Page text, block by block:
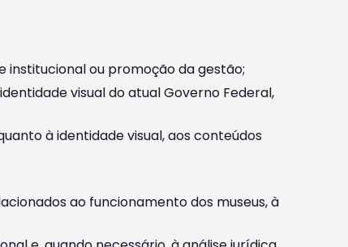
ou promoção da gestão;
visual do atual Governo Federal,
à identidade visual, aos conteúdos
ao funcionamento dos museus, à